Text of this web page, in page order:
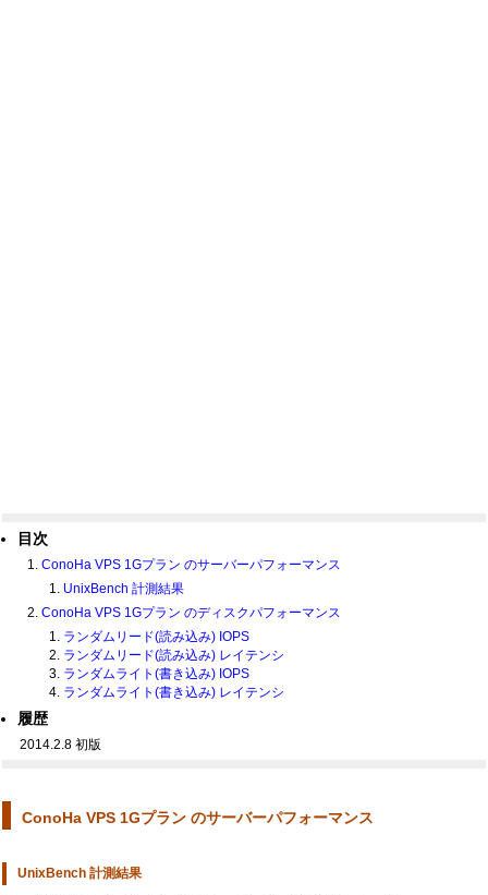
目次
ConoHa VPS 1Gプラン のサーバーパフォーマンス
UnixBench 計測結果
ConoHa VPS 1Gプラン のディスクパフォーマンス
ランダムリード(読み込み) IOPS
ランダムリード(読み込み) レイテンシ
ランダムライト(書き込み) IOPS
ランダムライト(書き込み) レイテンシ
履歴
2014.2.8 初版
ConoHa VPS 1Gプラン のサーバーパフォーマンス
UnixBench 計測結果